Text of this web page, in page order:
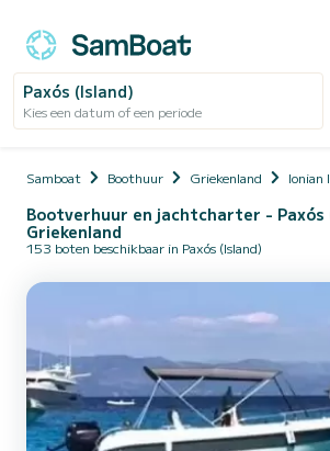
Paxós (Island)
Kies een datum of een periode
Samboat Boothuur Griekenland Ionian
Bootverhuur en jachtcharter - Paxós
Griekenland
153 boten beschikbaar in Paxós (Island)